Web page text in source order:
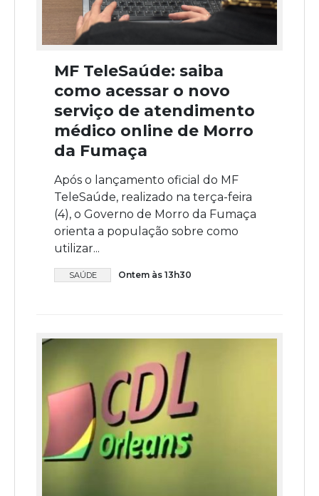
MF TeleSaúde: saiba
como acessar o novo
serviço de atendimento
médico online de Morro
da Fumaça
Após o lançamento oficial do MF
TeleSaúde, realizado na terça-feira
(4), o Governo de Morro da Fumaça
orienta a população sobre como
utilizar...
SAÚDE Ontem às 13h30